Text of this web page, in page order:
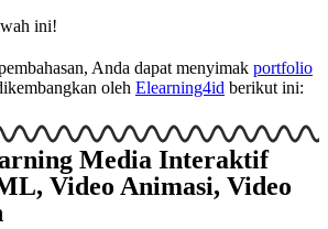
ini!
Anda dapat menyimak portfolio
oleh Elearning4id berikut ini:
Media Interaktif
Video Animasi, Video